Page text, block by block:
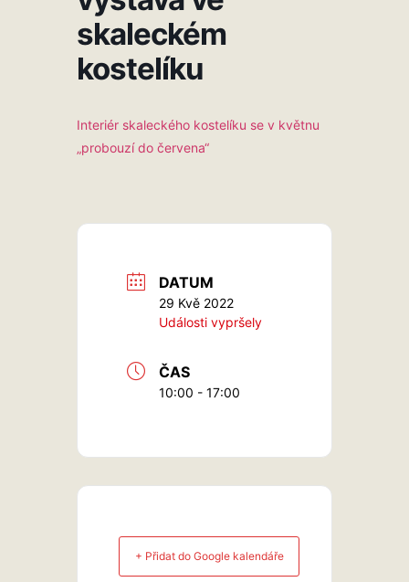
skaleckém
kostelíku
Interiér skaleckého kostelíku se v květnu
„probouzí do červena“
DATUM
29 Kvě 2022
Události vypršely
ČAS
10:00 - 17:00
+ Přidat do Google kalendáře